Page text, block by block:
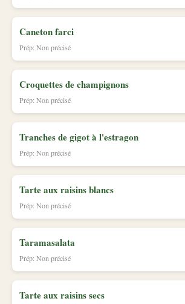
Caneton farci
Prép: Non précisé
Croquettes de champignons
Prép: Non précisé
Tranches de gigot à l'estragon
Prép: Non précisé
Tarte aux raisins blancs
Prép: Non précisé
Taramasalata
Prép: Non précisé
Tarte aux raisins secs